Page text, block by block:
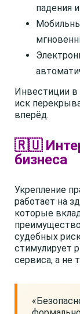
падения
Инвестиции в
иск
вперёд.
🇷🇺
бизнеса
Укрепление
работает на
которые
судебных
стимулирует
сервиса, а не